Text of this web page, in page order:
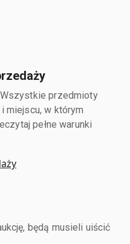
przedmioty
miejscu, w którym
pełne warunki
będą musieli uiścić